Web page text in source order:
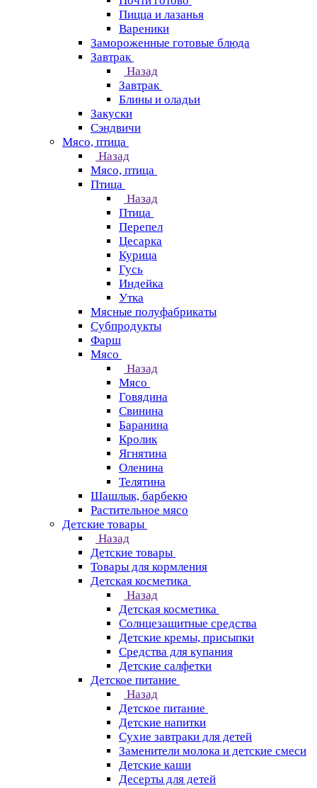
Пицца и лазанья
Вареники
Замороженные готовые блюда
Завтрак
Назад
Завтрак
Блины и оладьи
Закуски
Сэндвичи
Мясо, птица
Назад
Мясо, птица
Птица
Назад
Птица
Перепел
Цесарка
Курица
Гусь
Индейка
Утка
Мясные полуфабрикаты
Субпродукты
Фарш
Мясо
Назад
Мясо
Говядина
Свинина
Баранина
Кролик
Ягнятина
Оленина
Телятина
Шашлык, барбекю
Растительное мясо
Детские товары
Назад
Детские товары
Товары для кормления
Детская косметика
Назад
Детская косметика
Солнцезащитные средства
Детские кремы, присыпки
Средства для купания
Детские салфетки
Детское питание
Назад
Детское питание
Детские напитки
Сухие завтраки для детей
Заменители молока и детские смеси
Детские каши
Десерты для детей